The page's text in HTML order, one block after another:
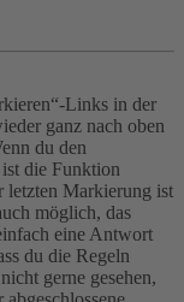
Links in der
ganz nach oben
du den
die Funktion
letzten Markierung ist
möglich, das
eine Antwort
du die Regeln
gerne gesehen,